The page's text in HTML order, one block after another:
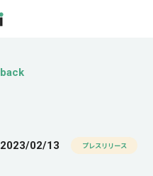
back
2023/02/13 プレスリリース